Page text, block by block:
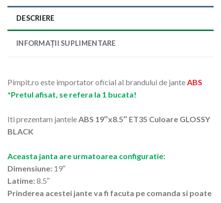
DESCRIERE
INFORMAȚII SUPLIMENTARE
Pimpit.ro este importator oficial al brandului de janteABS
*Pretul afisat, se refera la 1 bucata!
Iti prezentam janteleABS 19″x8.5″ ET35 Culoare GLOSSY
BLACK
Aceasta janta are urmatoarea configuratie:
Dimensiune: 19″
Latime:8.5″
Prinderea acestei jante va fi facuta pe comanda si poate